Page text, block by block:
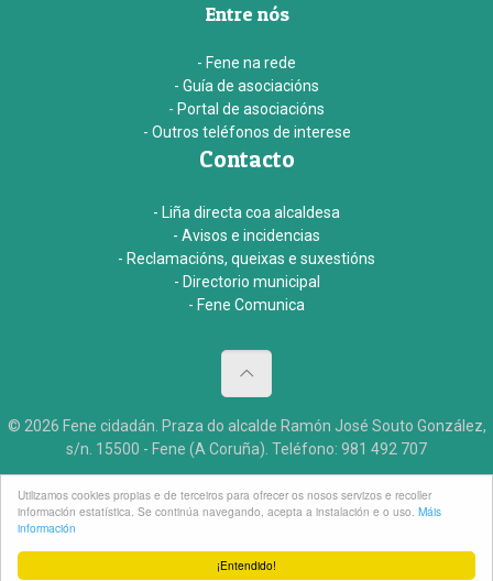
¡Entendido!
Utilizamos cookies propias e de terceiros para ofrecer os nosos servizos e recoller
información estatística. Se continúa navegando, acepta a instalación e o uso. Máis
información
Entre nós
- Fene na rede
- Guía de asociacións
- Portal de asociacións
- Outros teléfonos de interese
Contacto
- Liña directa coa alcaldesa
- Avisos e incidencias
- Reclamacións, queixas e suxestións
- Directorio municipal
- Fene Comunica
© 2026 Fene cidadán. Praza do alcalde Ramón José Souto González,
s/n. 15500 - Fene (A Coruña). Teléfono: 981 492 707